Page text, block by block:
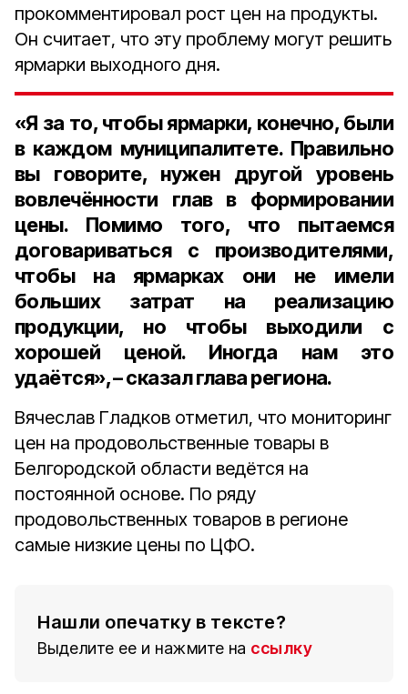
прокомментировал рост цен на продукты.
Он считает, что эту проблему могут решить
ярмарки выходного дня.
«Я за то, чтобы ярмарки, конечно, были
в каждом муниципалитете. Правильно
вы говорите, нужен другой уровень
вовлечённости глав в формировании
цены. Помимо того, что пытаемся
договариваться с производителями,
чтобы на ярмарках они не имели
больших затрат на реализацию
продукции, но чтобы выходили с
хорошей ценой. Иногда нам это
удаётся», – сказал глава региона.
Вячеслав Гладков отметил, что мониторинг
цен на продовольственные товары в
Белгородской области ведётся на
постоянной основе. По ряду
продовольственных товаров в регионе
самые низкие цены по ЦФО.
Нашли опечатку в тексте?
Выделите ее и нажмите на ссылку